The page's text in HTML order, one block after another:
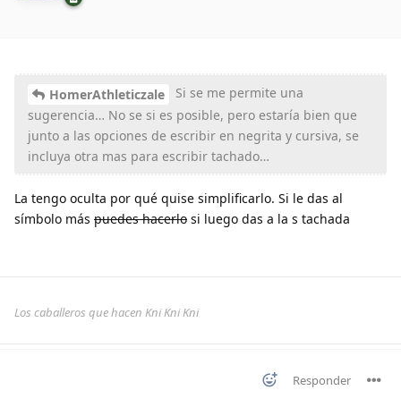
HomerAthleticzale
Si se me permite una
sugerencia… No se si es posible, pero estaría bien que
junto a las opciones de escribir en negrita y cursiva, se
incluya otra mas para escribir tachado…
La tengo oculta por qué quise simplificarlo. Si le das al
símbolo más puedes hacerlo si luego das a la s tachada
Los caballeros que hacen Kni Kni Kni
Responder